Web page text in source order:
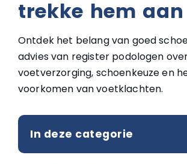
trekke hem aan
Ontdek het belang van goed
advies van register podologen
voetverzorging, schoenkeuze en
voorkomen van voetklachten.
In deze categorie